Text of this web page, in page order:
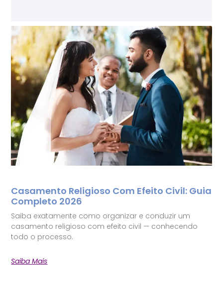
Casamento Religioso Com Efeito Civil: Guia
Completo 2026
Saiba exatamente como organizar e conduzir um
casamento religioso com efeito civil — conhecendo
todo o processo.
Saiba Mais